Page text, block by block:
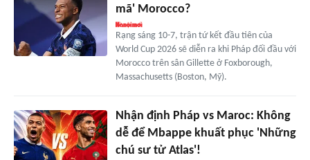
mã' Morocco?
Rạng sáng 10-7, trận tứ kết đầu tiên của
World Cup 2026 sẽ diễn ra khi Pháp đối đầu với
Morocco trên sân Gillette ở Foxborough,
Massachusetts (Boston, Mỹ).
Nhận định Pháp vs Maroc: Không
dễ để Mbappe khuất phục 'Những
chú sư tử Atlas'!